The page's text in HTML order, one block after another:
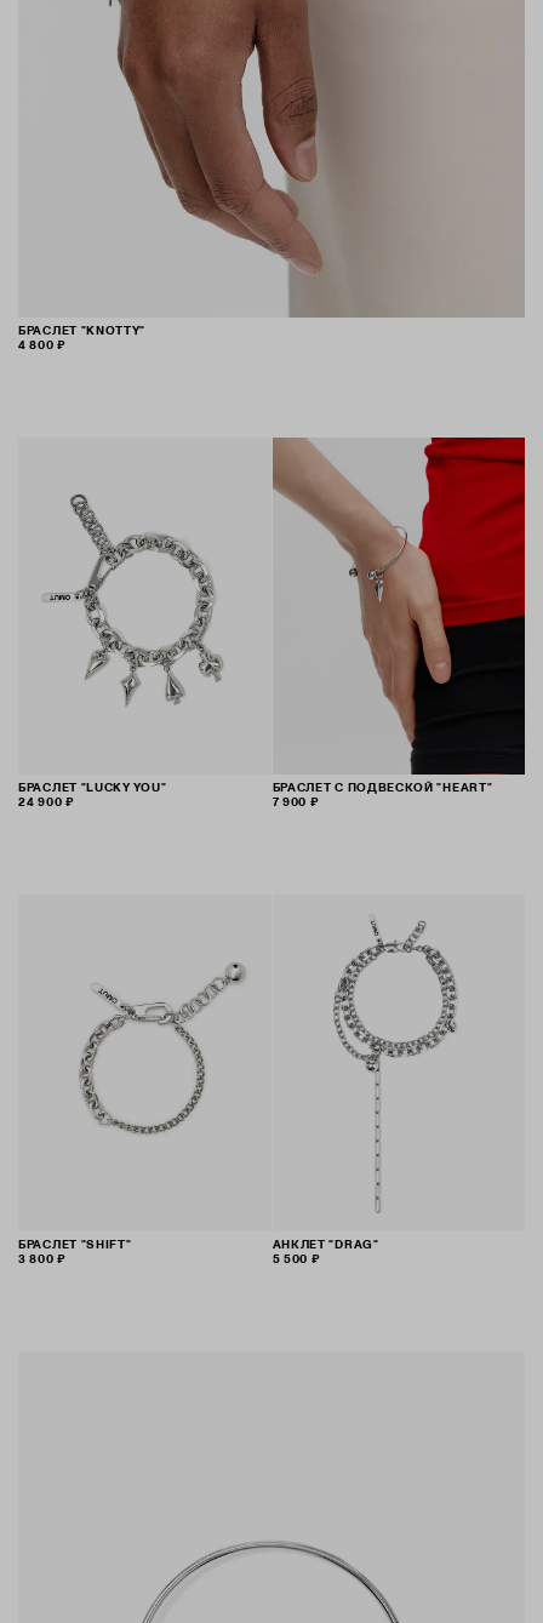
БРАСЛЕТ "KNOTTY"
4 800 ₽
БРАСЛЕТ "LUCKY YOU"
24 900 ₽
БРАСЛЕТ С ПОДВЕСКОЙ "HEART"
7 900 ₽
БРАСЛЕТ "SHIFT"
3 800 ₽
АНКЛЕТ "DRAG"
5 500 ₽